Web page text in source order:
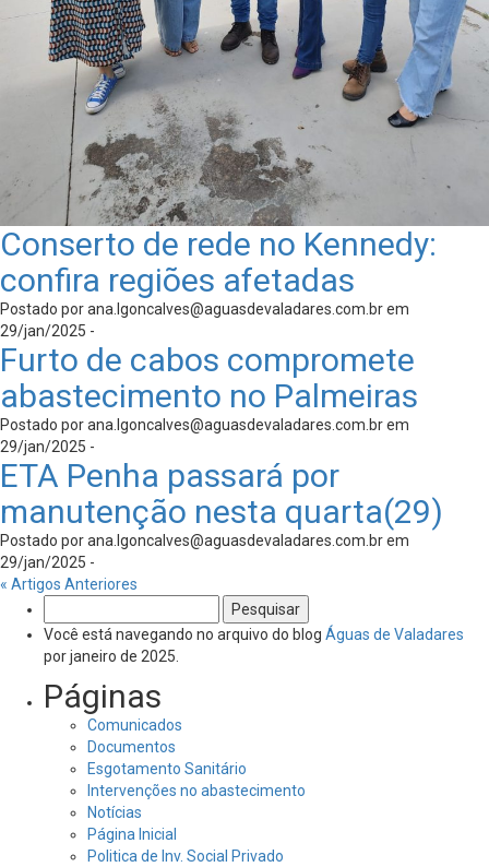
Conserto de rede no Kennedy:
confira regiões afetadas
Postado porana.lgoncalves@aguasdevaladares.com.brem
29/jan/2025 -
Furto de cabos compromete
abastecimento no Palmeiras
Postado porana.lgoncalves@aguasdevaladares.com.brem
29/jan/2025 -
ETA Penha passará por
manutenção nesta quarta(29)
Postado porana.lgoncalves@aguasdevaladares.com.brem
29/jan/2025 -
« Artigos Anteriores
por:
Você está navegando no arquivo do blog Águas de Valadares
por janeiro de 2025.
Páginas
Comunicados
Documentos
Esgotamento Sanitário
Intervenções no abastecimento
Notícias
Página Inicial
Politica de Inv. Social Privado